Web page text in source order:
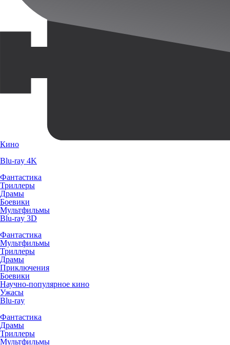
Кино
Blu-ray 4K
Фантастика
Триллеры
Драмы
Боевики
Мультфильмы
Blu-ray 3D
Фантастика
Мультфильмы
Триллеры
Драмы
Приключения
Боевики
Научно-популярное кино
Ужасы
Blu-ray
Фантастика
Драмы
Триллеры
Мультфильмы